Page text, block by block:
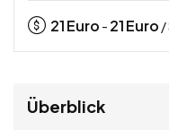
21Euro - 21Euro /
Überblick